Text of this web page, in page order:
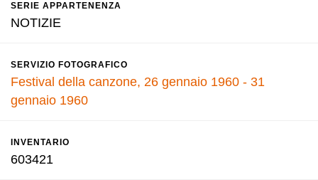
SERIE APPARTENENZA
NOTIZIE
SERVIZIO FOTOGRAFICO
Festival della canzone, 26 gennaio 1960 - 31
gennaio 1960
INVENTARIO
603421